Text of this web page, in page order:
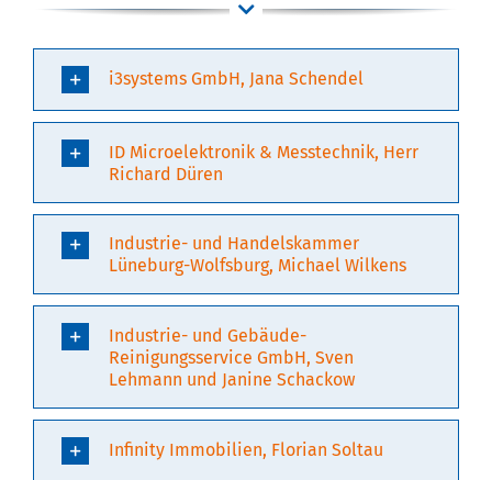
i3systems GmbH, Jana Schendel
ID Microelektronik & Messtechnik, Herr
Richard Düren
Industrie- und Handelskammer
Lüneburg-Wolfsburg, Michael Wilkens
Industrie- und Gebäude-
Reinigungsservice GmbH, Sven
Lehmann und Janine Schackow
Infinity Immobilien, Florian Soltau